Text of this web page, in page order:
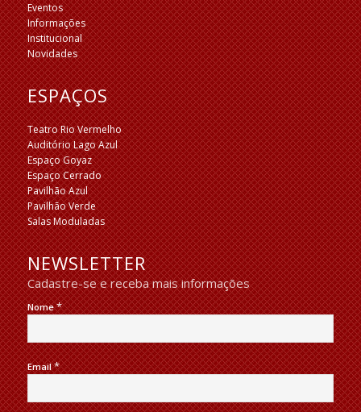
Eventos
Informações
Institucional
Novidades
ESPAÇOS
Teatro Rio Vermelho
Auditório Lago Azul
Espaço Goyaz
Espaço Cerrado
Pavilhão Azul
Pavilhão Verde
Salas Moduladas
NEWSLETTER
Cadastre-se e receba mais informações
Nome*
Email*